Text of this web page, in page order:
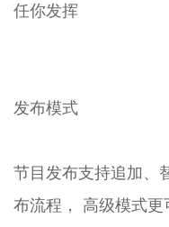
任你发挥
发布模式
节目发布支持追加、
布流程， 高级模式更